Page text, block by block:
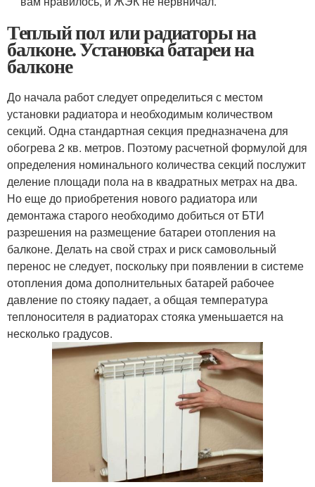
Теплый пол или радиаторы на
балконе. Установка батареи на
балконе
До начала работ следует определиться с местом
установки радиатора и необходимым количеством
секций. Одна стандартная секция предназначена для
обогрева 2 кв. метров. Поэтому расчетной формулой для
определения номинального количества секций послужит
деление площади пола на в квадратных метрах на два.
Но еще до приобретения нового радиатора или
демонтажа старого необходимо добиться от БТИ
разрешения на размещение батареи отопления на
балконе. Делать на свой страх и риск самовольный
перенос не следует, поскольку при появлении в системе
отопления дома дополнительных батарей рабочее
давление по стояку падает, а общая температура
теплоносителя в радиаторах стояка уменьшается на
несколько градусов.